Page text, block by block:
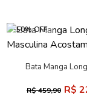
-50% OFF
Bata Manga
R$ 459,90 R$